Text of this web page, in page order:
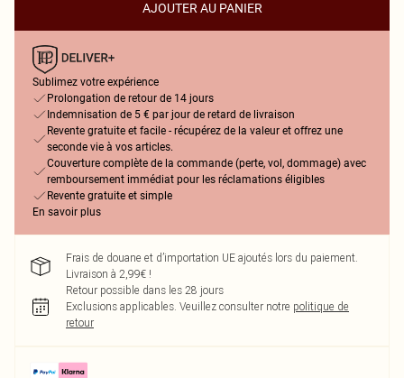
AJOUTER AU PANIER
Sublimez votre expérience
Prolongation de retour de 14 jours
Indemnisation de 5 € par jour de retard de livraison
Revente gratuite et facile - récupérez de la valeur et offrez une
seconde vie à vos articles.
Couverture complète de la commande (perte, vol, dommage) avec
remboursement immédiat pour les réclamations éligibles
Revente gratuite et simple
En savoir plus
Frais de douane et d’importation UE ajoutés lors du paiement.
Livraison à 2,99€ !
Retour possible dans les 28 jours
Exclusions applicables. Veuillez consulter notre politique de
retour